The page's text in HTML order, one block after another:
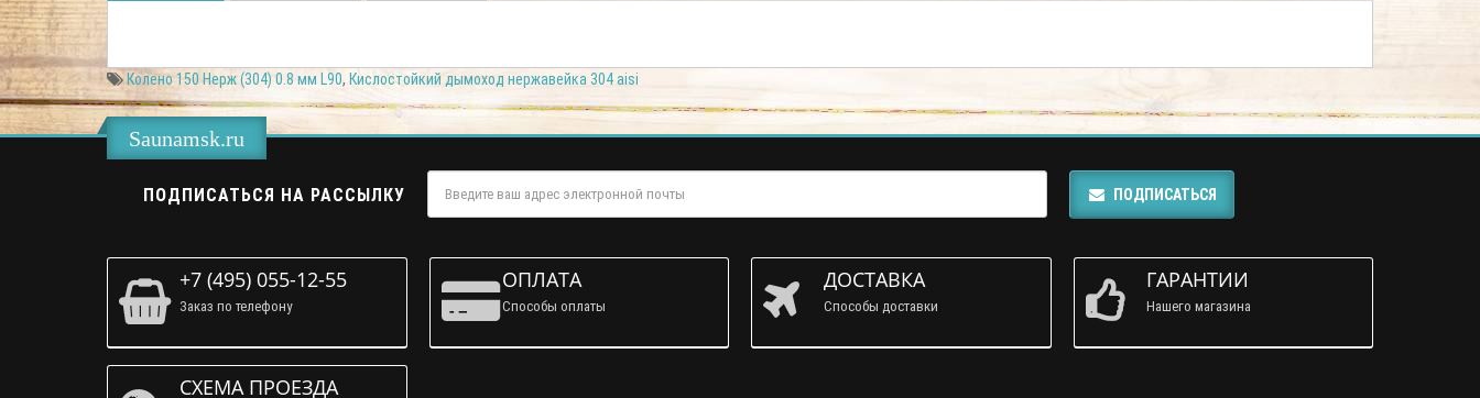
Колено 150 Нерж (304) 0.8 мм L90, Кислостойкий дымоход нержавейка 304 aisi
Saunamsk.ru
ПОДПИСАТЬСЯ НА РАССЫЛКУ ПОДПИСАТЬСЯ
+7 (495) 055-12-55
Заказ по телефону
ОПЛАТА
Способы оплаты
ДОСТАВКА
Способы доставки
ГАРАНТИИ
Нашего магазина
СХЕМА ПРОЕЗДА